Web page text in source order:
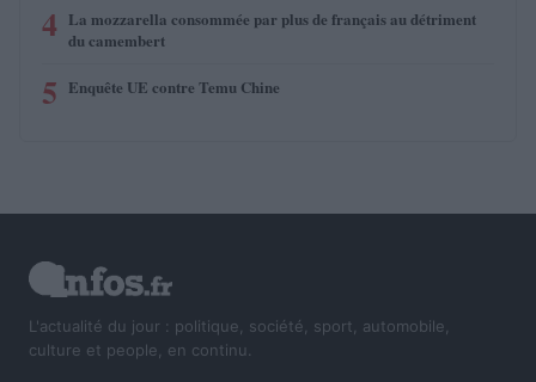
4 La mozzarella consommée par plus de français au détriment
du camembert
5 Enquête UE contre Temu Chine
L'actualité du jour : politique, société, sport, automobile,
culture et people, en continu.